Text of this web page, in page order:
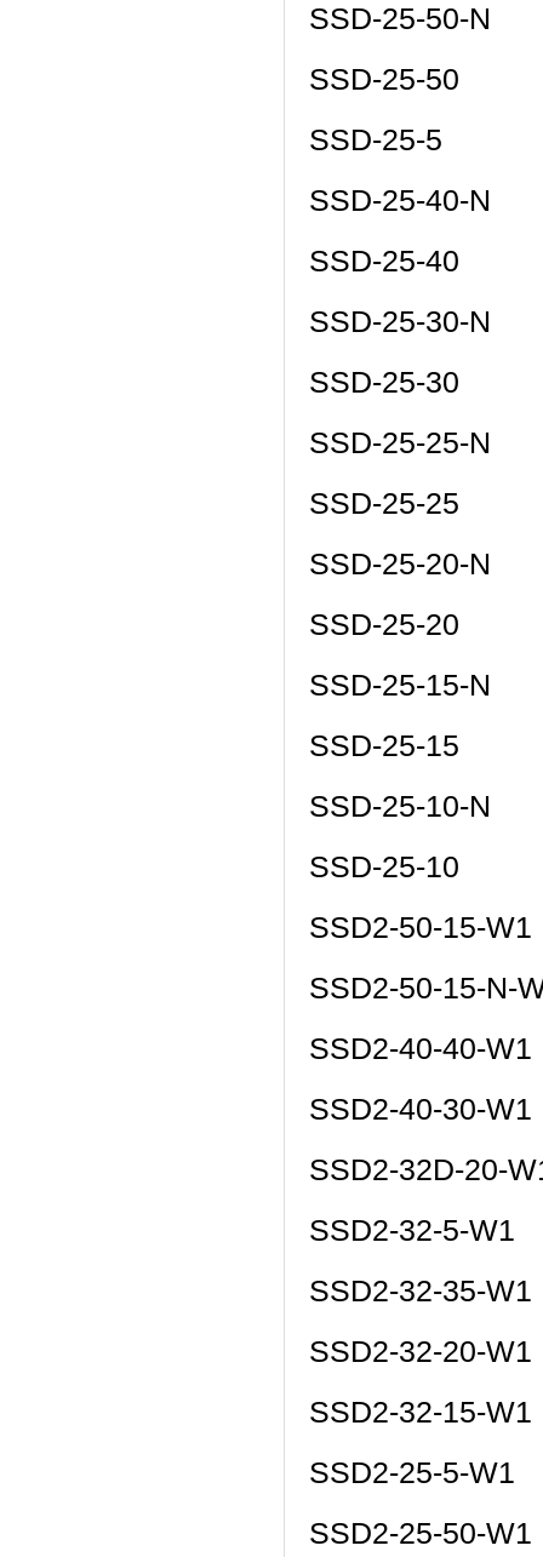
SSD-25-50-N
SSD-25-50
SSD-25-5
SSD-25-40-N
SSD-25-40
SSD-25-30-N
SSD-25-30
SSD-25-25-N
SSD-25-25
SSD-25-20-N
SSD-25-20
SSD-25-15-N
SSD-25-15
SSD-25-10-N
SSD-25-10
SSD2-50-15-W1
SSD2-50-15-N-
SSD2-40-40-W1
SSD2-40-30-W1
SSD2-32D-20-
SSD2-32-5-W1
SSD2-32-35-W1
SSD2-32-20-W1
SSD2-32-15-W1
SSD2-25-5-W1
SSD2-25-50-W1